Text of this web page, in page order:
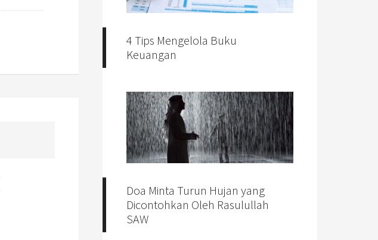
4 Tips Mengelola Buku
Keuangan
Doa Minta Turun Hujan yang
Dicontohkan Oleh Rasulullah
SAW